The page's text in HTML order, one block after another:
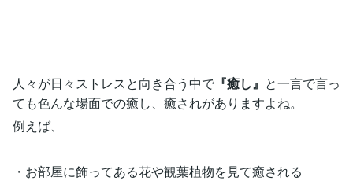
人々が日々ストレスと向き合う中で 『癒し』 と一言で言っ
ても色んな場面での癒し、癒されがありますよね。
例えば、
・お部屋に飾ってある花や観葉植物を見て癒される